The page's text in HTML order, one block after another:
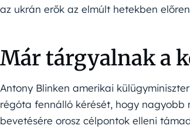
az ukrán erők az elmúlt hetekben
Már tárgyalnak a
Antony Blinken amerikai
régóta fennálló kérését, hogy
bevetésére orosz célpontok elleni